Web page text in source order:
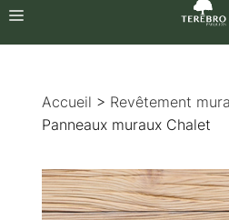
contenu
Menu
Accueil > Revêtement
Panneaux muraux Chalet